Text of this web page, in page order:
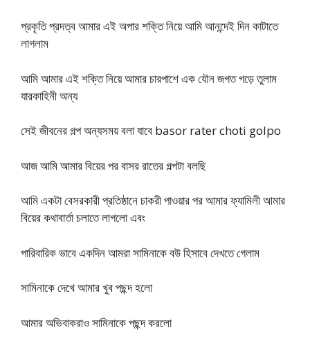
প্রকৃতি প্রদত্ব আমার এই অপার শক্তি নিয়ে আমি আনন্দেই দিন কাটাতে
লাগলাম
আমি আমার এই শক্তি নিয়ে আমার চারপাশে এক যৌন জগত গড়ে তুলাম
যারকাহিনী অন্য
সেই জীবনের গল্প অন্যসময় বলা যাবে basor rater choti golpo
আজ আমি আমার বিয়ের পর বাসর রাতের গল্পটা বলছি
আমি একটা বেসরকারী প্রতিষ্ঠানে চাকরী পাওয়ার পর আমার ফ্যামিলী আমার
বিয়ের কথাবার্তা চলাতে লাগলো এবং
পারিবারিক ভাবে একদিন আমরা সামিনাকে বউ হিসাবে দেখতে গেলাম
সামিনাকে দেখে আমার খুব পছন্দ হলো
আমার অভিবাকরাও সামিনাকে পছন্দ করলো